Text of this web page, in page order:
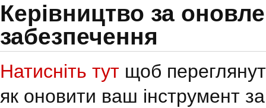
Керівництво за
забезпечення
Натисніть тут щоб
як оновити ваш інструмент